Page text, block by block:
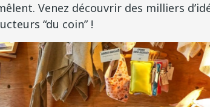
Venez découvrir des milliers
“du coin” !